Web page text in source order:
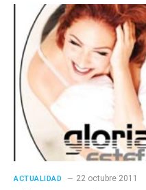
ACTUALIDAD 22 octubre 2011